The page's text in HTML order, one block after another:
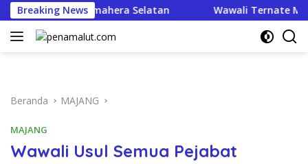
Langsung
ke
konten
Breaking News
SDN 258 Halmahera Selatan Wawali Ternate
Beranda MAJANG
MAJANG
Wawali Usul Semua Pejabat